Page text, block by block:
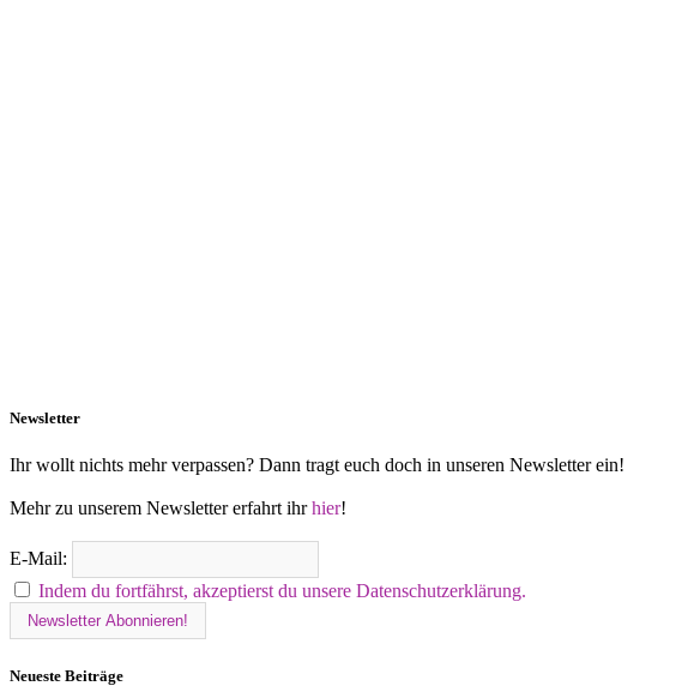
Newsletter
Ihr wollt nichts mehr verpassen? Dann tragt euch doch in unseren Newsletter ein!
Mehr zu unserem Newsletter erfahrt ihrhier!
E-Mail:
Indem du fortfährst, akzeptierst du unsere Datenschutzerklärung.
Neueste Beiträge